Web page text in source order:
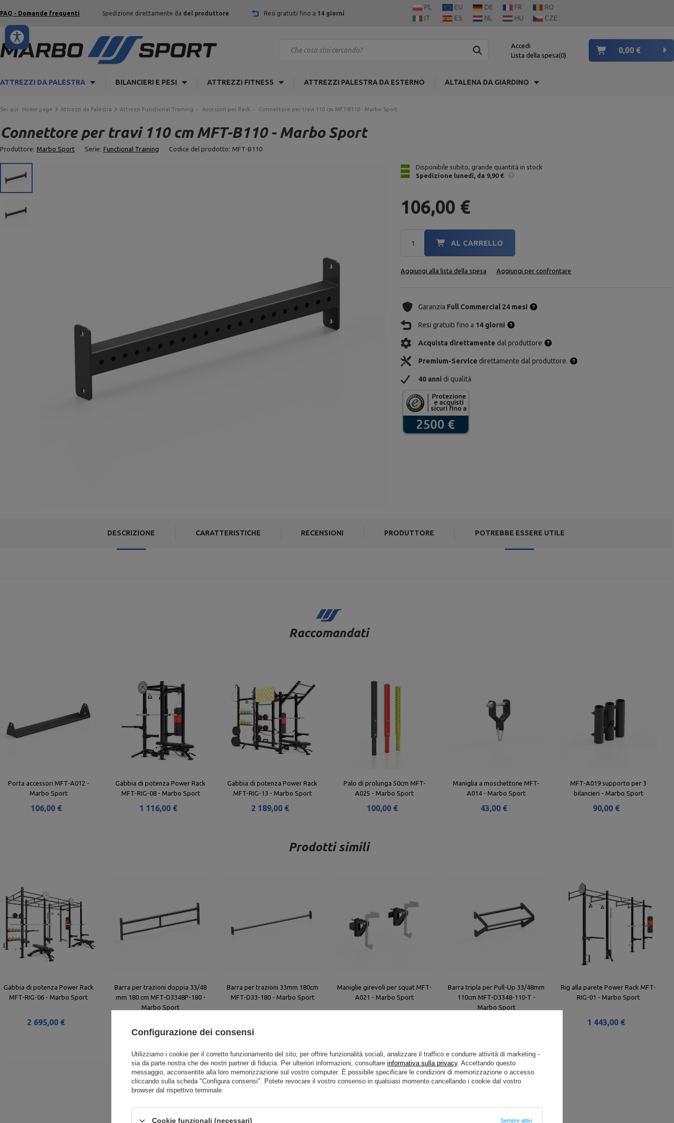
FAQ - Domande frequenti Spedizione direttamente da del produttore Resi gratuiti fino a 14 giorni
PL EU DE FR
RO
IT
ES NL HU CZE
Accedi
Lista della spesa 0
0,00 €
ATTREZZI DA PALESTRA BILANCIERI E PESI ATTREZZI FITNESS ATTREZZI PALESTRA DA ESTERNO ALTALENA DA GIARDINO
Sei qui: Home page Attrezzi da Palestra Attrezzi Functional Training Accessori per Rack Connettore per travi 110 cm MFT-B110 - Marbo Sport
Connettore per travi 110 cm MFT-B110 - Marbo Sport
Produttore: Marbo Sport Serie: Functional Training Codice del prodotto: MFT-B110
Disponibile subito, grande quantità in stock
Spedizione lunedì da 9,90 €
106,00 €
AL CARRELLO
Aggiungi alla lista della spesa Aggiungi per confrontare
Garanzia Full Commercial 24 mesi
Resi gratuiti fino a 14 giorni
Acquista direttamente dal produttore
Premium-Service direttamente dal produttore.
40 anni di qualità
DESCRIZIONE CARATTERISTICHE RECENSIONI PRODUTTORE POTREBBE ESSERE UTILE
Raccomandati
Porta accessori MFT-A012 -
Marbo Sport
106,00 €
Gabbia di potenza Power Rack
MFT-RIG-08 - Marbo Sport
1 116,00 €
Gabbia di potenza Power Rack
MFT-RIG-13 - Marbo Sport
2 189,00 €
Palo di prolunga 50cm MFT-
A025 - Marbo Sport
100,00 €
Maniglia a moschettone MFT-
A014 - Marbo Sport
43,00 €
MFT-A019 supporto per 3
bilancieri - Marbo Sport
90,00 €
Prodotti simili
Gabbia di potenza Power Rack
MFT-RIG-06 - Marbo Sport
2 695,00 €
Barra per trazioni doppia 33/48
mm 180 cm MFT-D3348P-180 -
Marbo Sport
Barra per trazioni 33mm 180cm
MFT-D33-180 - Marbo Sport
Maniglie girevoli per squat MFT-
A021 - Marbo Sport
Barra tripla per Pull-Up 33/48mm
110cm MFT-D3348-110-T -
Marbo Sport
Rig alla parete Power Rack MFT-
RIG-01 - Marbo Sport
1 443,00 €
Configurazione dei consensi
Utilizziamo i cookie per il corretto funzionamento del sito, per offrire funzionalità sociali, analizzare il traffico e condurre attività di marketing -
sia da parte nostra che dei nostri partner di fiducia. Per ulteriori informazioni, consultare informativa sulla privacy. Accettando questo
messaggio, acconsentite alla loro memorizzazione sul vostro computer. È possibile specificare le condizioni di memorizzazione o accesso
cliccando sulla scheda "Configura consensi". Potete revocare il vostro consenso in qualsiasi momento cancellando i cookie dal vostro
browser dal rispettivo terminale.
Cookie funzionali (necessari) Sempre attivi